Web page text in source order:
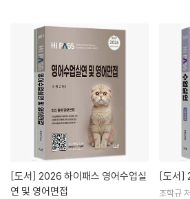
[도서]
연 및 영어면접
[도서]
조학규 저